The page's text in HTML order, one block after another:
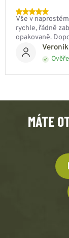
Vše v
rychle, řádně
opakovaně.
MÁTE